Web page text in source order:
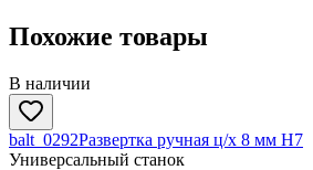
Похожие товары
В наличии
balt_0292Развертка ручная ц/х 8 мм Н7
Универсальный станок